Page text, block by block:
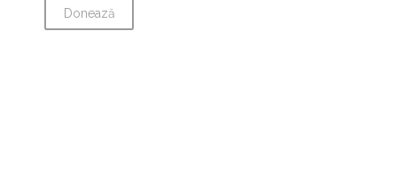
Donează